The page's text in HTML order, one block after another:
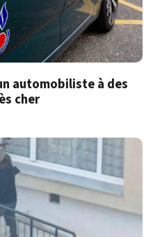
automobiliste à des
cher